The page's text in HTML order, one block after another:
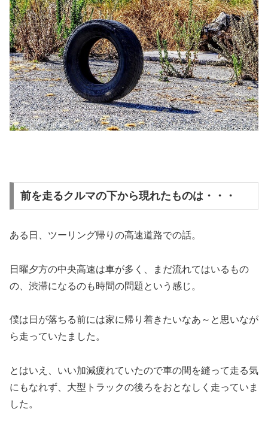
前を走るクルマの下から現れたものは・・・
ある日、ツーリング帰りの高速道路での話。
日曜夕方の中央高速は車が多く、まだ流れてはいるもの
の、渋滞になるのも時間の問題という感じ。
僕は日が落ちる前には家に帰り着きたいなあ～と思いなが
ら走っていたました。
とはいえ、いい加減疲れていたので車の間を縫って走る気
にもなれず、大型トラックの後ろをおとなしく走っていま
した。